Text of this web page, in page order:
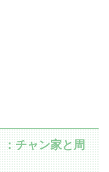
チャン家と周